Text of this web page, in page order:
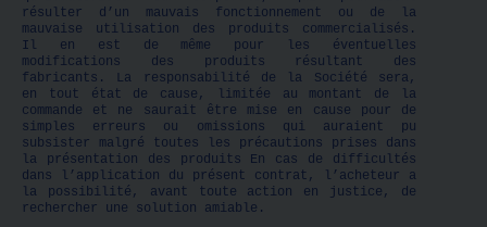
résulter d’un mauvais fonctionnement ou de la
mauvaise utilisation des produits commercialisés.
Il en est de même pour les éventuelles
modifications des produits résultant des
fabricants. La responsabilité de la Société sera,
en tout état de cause, limitée au montant de la
commande et ne saurait être mise en cause pour de
simples erreurs ou omissions qui auraient pu
subsister malgré toutes les précautions prises dans
la présentation des produits En cas de difficultés
dans l’application du présent contrat, l’acheteur a
la possibilité, avant toute action en justice, de
rechercher une solution amiable.